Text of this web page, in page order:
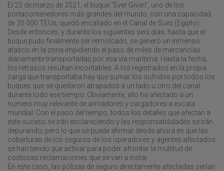
El 23 de marzo de 2021, el buque “Ever Given”, uno de los
portacontenedores más grandes del mundo, con una capacidad
de 20.000 TEUs, quedó encallado en el Canal de Suez (Egipto).
Desde entonces, y durante los siguientes seis días, hasta que el
buque pudo finalmente ser remolcado, se generó un inmenso
atasco en la zona impidiendo el paso de miles de mercancías
diariamente transportadas por esa vía marítima. Hasta la fecha,
los retrasos resultan incontables. A los registrados en la propia
carga que transportaba hay que sumar los sufridos por todos los
buques que se quedaron atrapados a un lado u otro del canal
durante todo ese tiempo. Obviamente, ello ha afectado a un
número muy relevante de armadores y cargadores a escala
mundial. Con el paso del tiempo, todos los detalles que afectan a
este suceso se irán esclareciendo y las responsabilidades se irán
depurando, pero lo que se puede afirmar desde ahora es que las
coberturas de los seguros de los operadores y agentes afectados
se han tenido que activar para poder afrontar la multitud de
costosas reclamaciones que se van a instar.
En este caso, las pólizas de seguro directamente afectadas serían: